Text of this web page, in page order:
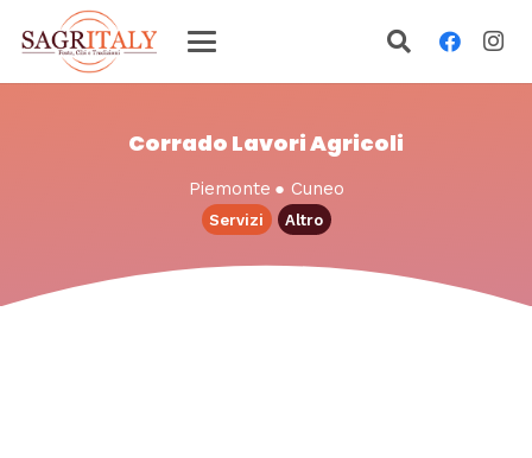
Corrado Lavori Agricoli
Piemonte ● Cuneo
Servizi Altro